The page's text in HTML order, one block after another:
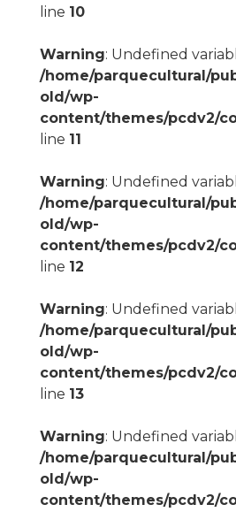
line 10
Warning: Undefined
/home/parquecultural/
old/wp-
content/themes/pcdv2/
line 11
Warning: Undefined
/home/parquecultural/
old/wp-
content/themes/pcdv2/
line 12
Warning: Undefined
/home/parquecultural/
old/wp-
content/themes/pcdv2/
line 13
Warning: Undefined
/home/parquecultural/
old/wp-
content/themes/pcdv2/